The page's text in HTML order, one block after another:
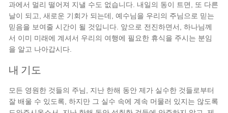
과에서 멀리 떨어져 지낼 수도 없습니다. 내일의 동이 트면, 또 다른
날이 되고, 새로운 기회가 되는데, 예수님을 우리의 주님으로 믿는
믿음을 보여줄 시간이 될 것입니다. 앞으로 전진하면서, 하나님께
서 이미 미래에 계셔서 우리의 여행에 필요한 휴식을 주시는 분임
을 알고 나아갑시다.
내 기도
모든 영원한 것들의 주님, 지난 한해 동안 제가 실수한 것들로부터
잘 배울 수 있도록, 하지만 그 실수 속에 계속 머물러 있지는 않도록